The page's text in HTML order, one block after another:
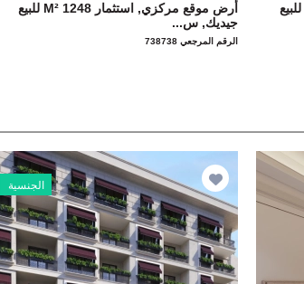
دوبلكس فاخرة, قريبة من البحر 5+1 للبيع
أرض موقع مركزي, استثمار 1248 M² للبيع
جيديك, س...
الرقم المرجعي 738738
الجنسية